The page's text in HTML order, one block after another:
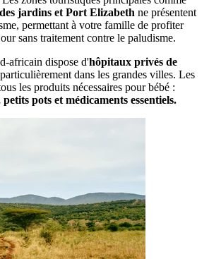
jardins et Port Elizabeth ne présentent
permettant à votre famille de profiter
sans traitement contre le paludisme.
africain dispose d'hôpitaux privés de
dans les grandes villes. Les
les produits nécessaires pour bébé :
pots et médicaments essentiels.